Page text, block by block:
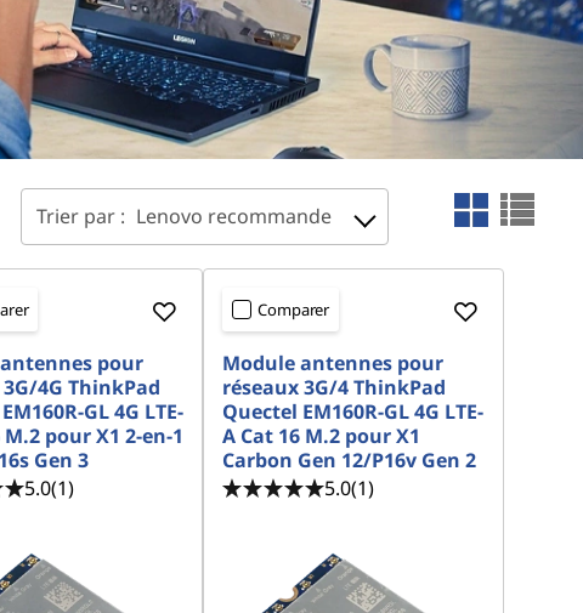
Trier par : Lenovo recommande
pour
4G ThinkPad
GL 4G LTE-
M.2 pour X1 2-en-1
Gen 3
5.0(1)
Comparer
Module antennes pour
réseaux 3G/4 ThinkPad
Quectel EM160R-GL 4G LTE-
A Cat 16 M.2 pour X1
Carbon Gen 12/P16v Gen 2
5.0(1)